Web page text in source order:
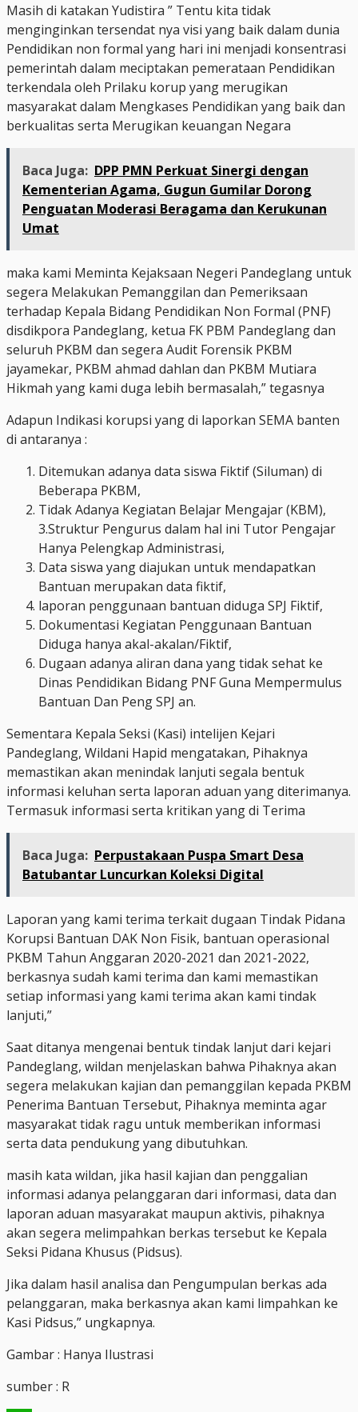
Masih di katakan Yudistira ” Tentu kita tidak
menginginkan tersendat nya visi yang baik dalam dunia
Pendidikan non formal yang hari ini menjadi konsentrasi
pemerintah dalam meciptakan pemerataan Pendidikan
terkendala oleh Prilaku korup yang merugikan
masyarakat dalam Mengkases Pendidikan yang baik dan
berkualitas serta Merugikan keuangan Negara
Baca Juga: DPP PMN Perkuat Sinergi dengan
Kementerian Agama, Gugun Gumilar Dorong
Penguatan Moderasi Beragama dan Kerukunan
Umat
maka kami Meminta Kejaksaan Negeri Pandeglang untuk
segera Melakukan Pemanggilan dan Pemeriksaan
terhadap Kepala Bidang Pendidikan Non Formal (PNF)
disdikpora Pandeglang, ketua FK PBM Pandeglang dan
seluruh PKBM dan segera Audit Forensik PKBM
jayamekar, PKBM ahmad dahlan dan PKBM Mutiara
Hikmah yang kami duga lebih bermasalah,” tegasnya
Adapun Indikasi korupsi yang di laporkan SEMA banten
di antaranya :
Ditemukan adanya data siswa Fiktif (Siluman) di
Beberapa PKBM,
Tidak Adanya Kegiatan Belajar Mengajar (KBM),
3.Struktur Pengurus dalam hal ini Tutor Pengajar
Hanya Pelengkap Administrasi,
Data siswa yang diajukan untuk mendapatkan
Bantuan merupakan data fiktif,
laporan penggunaan bantuan diduga SPJ Fiktif,
Dokumentasi Kegiatan Penggunaan Bantuan
Diduga hanya akal-akalan/Fiktif,
Dugaan adanya aliran dana yang tidak sehat ke
Dinas Pendidikan Bidang PNF Guna Mempermulus
Bantuan Dan Peng SPJ an.
Sementara Kepala Seksi (Kasi) intelijen Kejari
Pandeglang, Wildani Hapid mengatakan, Pihaknya
memastikan akan menindak lanjuti segala bentuk
informasi keluhan serta laporan aduan yang diterimanya.
Termasuk informasi serta kritikan yang di Terima
Baca Juga: Perpustakaan Puspa Smart Desa
Batubantar Luncurkan Koleksi Digital
Laporan yang kami terima terkait dugaan Tindak Pidana
Korupsi Bantuan DAK Non Fisik, bantuan operasional
PKBM Tahun Anggaran 2020-2021 dan 2021-2022,
berkasnya sudah kami terima dan kami memastikan
setiap informasi yang kami terima akan kami tindak
lanjuti,”
Saat ditanya mengenai bentuk tindak lanjut dari kejari
Pandeglang, wildan menjelaskan bahwa Pihaknya akan
segera melakukan kajian dan pemanggilan kepada PKBM
Penerima Bantuan Tersebut, Pihaknya meminta agar
masyarakat tidak ragu untuk memberikan informasi
serta data pendukung yang dibutuhkan.
masih kata wildan, jika hasil kajian dan penggalian
informasi adanya pelanggaran dari informasi, data dan
laporan aduan masyarakat maupun aktivis, pihaknya
akan segera melimpahkan berkas tersebut ke Kepala
Seksi Pidana Khusus (Pidsus).
Jika dalam hasil analisa dan Pengumpulan berkas ada
pelanggaran, maka berkasnya akan kami limpahkan ke
Kasi Pidsus,” ungkapnya.
Gambar : Hanya Ilustrasi
sumber : R